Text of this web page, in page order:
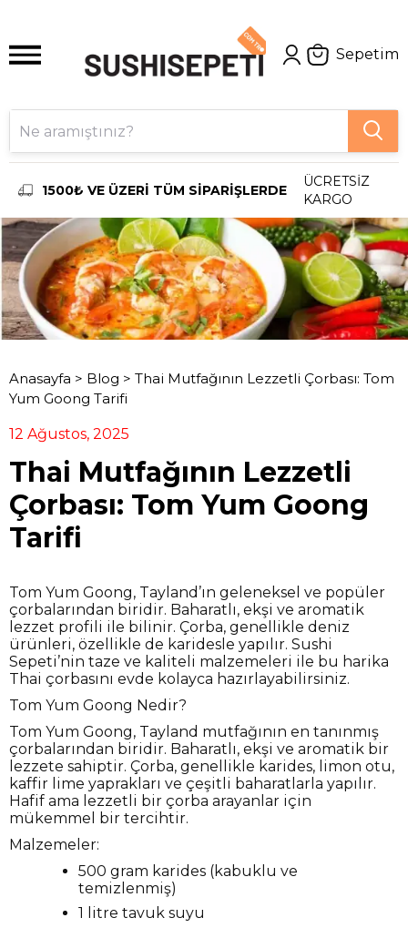
Sepetim
1500₺ VE ÜZERİ TÜM SİPARİŞLERDE
ÜCRETSİZ
KARGO
Anasayfa > Blog > Thai Mutfağının Lezzetli Çorbası: Tom
Yum Goong Tarifi
12 Ağustos, 2025
Thai Mutfağının Lezzetli
Çorbası: Tom Yum Goong
Tarifi
Tom Yum Goong, Tayland’ın geleneksel ve popüler
çorbalarından biridir. Baharatlı, ekşi ve aromatik
lezzet profili ile bilinir. Çorba, genellikle deniz
ürünleri, özellikle de karidesle yapılır. Sushi
Sepeti’nin taze ve kaliteli malzemeleri ile bu harika
Thai çorbasını evde kolayca hazırlayabilirsiniz.
Tom Yum Goong Nedir?
Tom Yum Goong, Tayland mutfağının en tanınmış
çorbalarından biridir. Baharatlı, ekşi ve aromatik bir
lezzete sahiptir. Çorba, genellikle karides, limon otu,
kaffir lime yaprakları ve çeşitli baharatlarla yapılır.
Hafif ama lezzetli bir çorba arayanlar için
mükemmel bir tercihtir.
Malzemeler:
500 gram karides (kabuklu ve
temizlenmiş)
1 litre tavuk suyu